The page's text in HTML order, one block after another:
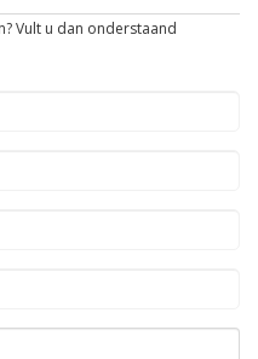
Vult u dan onderstaand